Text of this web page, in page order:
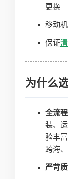
更换
移动
保证
为什么
全流
装、
验丰
跨海
严苛